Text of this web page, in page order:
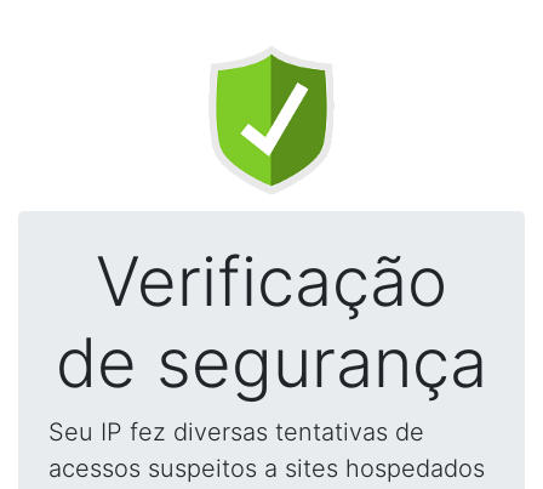
Verificação
de segurança
Seu IP fez diversas tentativas de
acessos suspeitos a sites hospedados